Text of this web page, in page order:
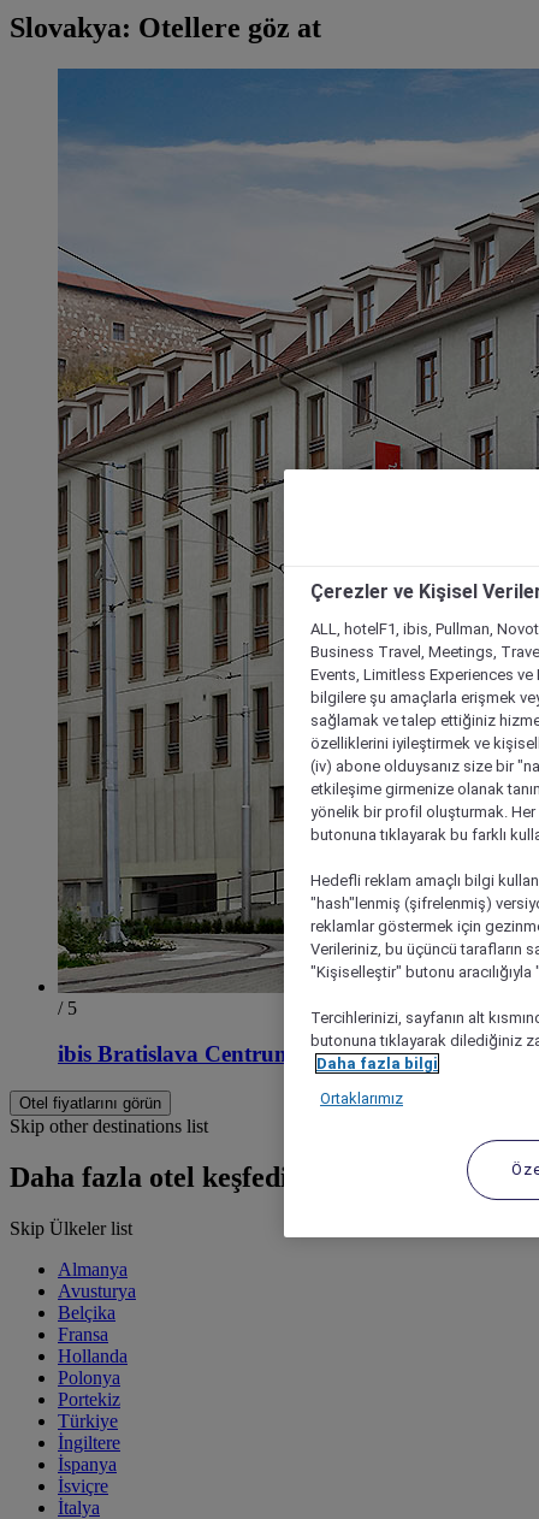
Slovakya: Otellere göz at
/ 5
ibis Bratislava Centrum
Otel fiyatlarını görün
Skip other destinations list
Daha fazla otel keşfedin
Skip Ülkeler list
Almanya
Avusturya
Belçika
Fransa
Hollanda
Polonya
Portekiz
Türkiye
İngiltere
İspanya
İsviçre
İtalya
Çerezler ve Kişisel
ALL, hotelF1, ibis, Pullman,
Business Travel, Meetings,
Events, Limitless Experiences
bilgilere şu amaçlarla erişmek
sağlamak ve talep ettiğiniz
özelliklerini iyileştirmek ve
(iv) abone olduysanız size bir
etkileşime girmenize olanak
yönelik bir profil oluşturmak.
butonuna tıklayarak bu farklı
Hedefli reklam amaçlı bilgi
"hash"lenmiş (şifrelenmiş)
reklamlar göstermek için
Verileriniz, bu üçüncü tarafların
"Kişiselleştir" butonu
Tercihlerinizi, sayfanın alt
butonuna tıklayarak dilediğiniz
Daha fazla bilgi
Ortaklarımız